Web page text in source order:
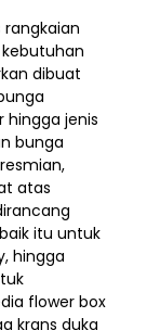
rangkaian
dibuat
hingga jenis
bunga
atas
itu untuk
hingga
flower box
krans duka